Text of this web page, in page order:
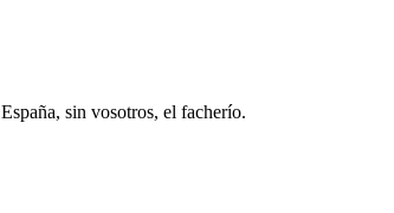
sin vosotros, el facherío.